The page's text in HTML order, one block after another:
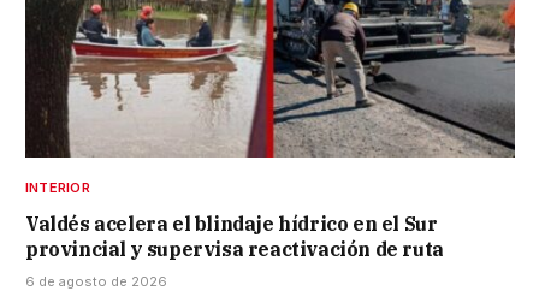
INTERIOR
Valdés acelera el blindaje hídrico en el Sur
provincial y supervisa reactivación de ruta
6 de agosto de 2026